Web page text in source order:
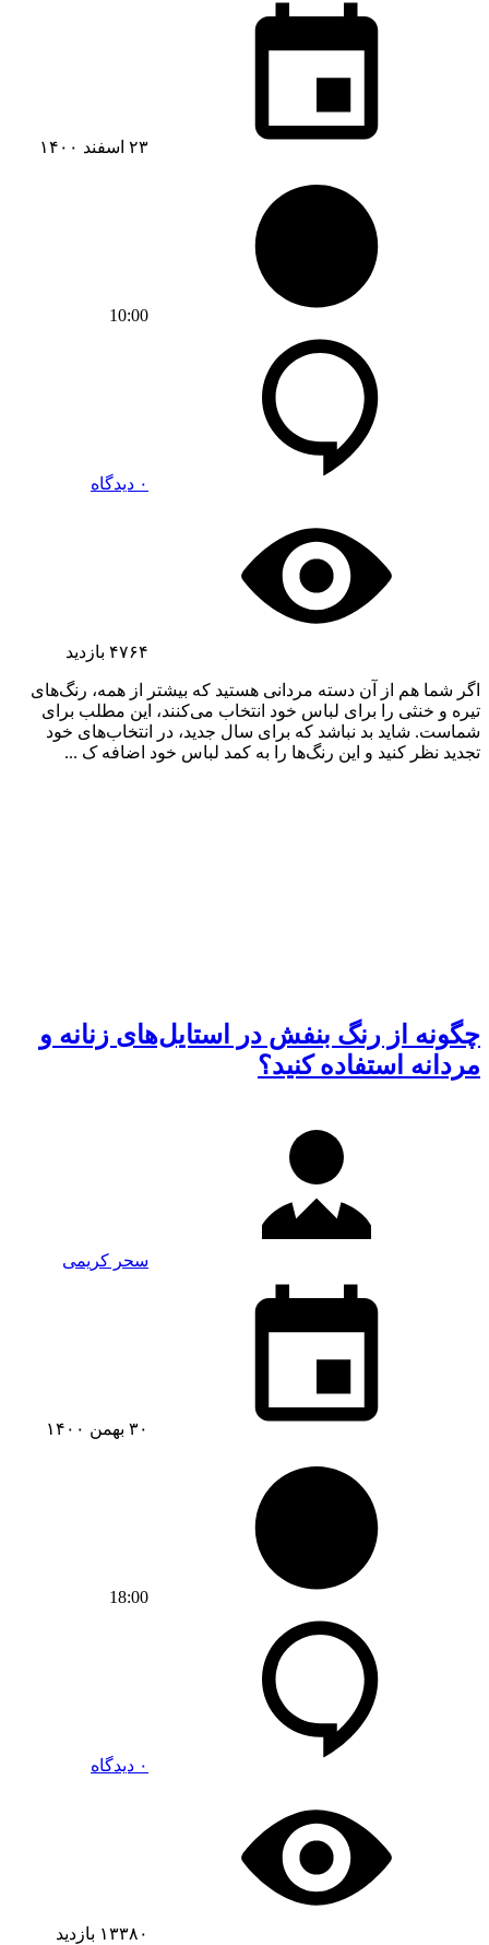
۲۳ اسفند ۱۴۰۰
10:00
۰ دیدگاه
۴۷۶۴ بازدید
اگر شما هم از آن دسته مردانی هستید که بیشتر از همه، رنگ‌های
تیره و خنثی را برای لباس خود انتخاب می‌کنند، این مطلب برای
شماست. شاید بد نباشد که برای سال جدید، در انتخاب‌های خود
تجدید نظر کنید و این رنگ‌ها را به کمد لباس خود اضافه ک ...
چگونه از رنگ بنفش در استایل‌های زنانه و
مردانه استفاده کنید؟
سحر کریمی
۳۰ بهمن ۱۴۰۰
18:00
۰ دیدگاه
۱۳۳۸۰ بازدید